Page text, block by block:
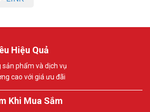
Hiệu Quả
sản phẩm và dịch vụ
cao với giá ưu đãi
Khi Mua Sắm